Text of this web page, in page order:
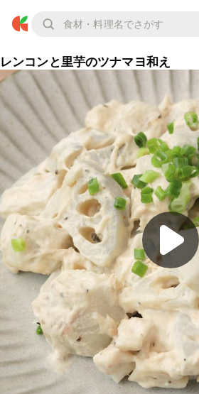
レンコンと里芋のツナマヨ和え